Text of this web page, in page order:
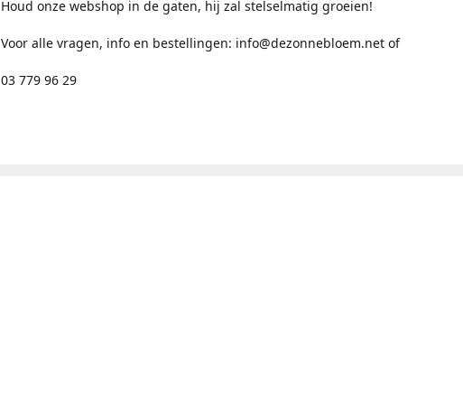
Houd onze webshop in de gaten, hij zal stelselmatig groeien!
Voor alle vragen, info en bestellingen: info@dezonnebloem.net of
03 779 96 29